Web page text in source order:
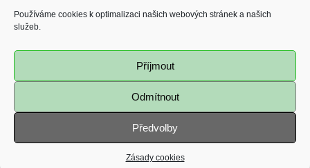
Používáme cookies k optimalizaci našich webových stránek a našich
služeb.
Příjmout
Odmítnout
Předvolby
Zásady cookies
Zásady cookies
Poslední změna